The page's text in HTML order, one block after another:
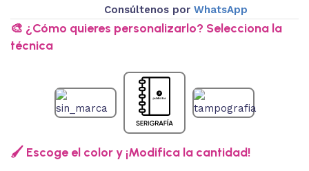
Consúltenos por WhatsApp
🎨 ¿Cómo quieres personalizarlo? Selecciona la
técnica
🖌️ Escoge el color y ¡Modifica la cantidad!